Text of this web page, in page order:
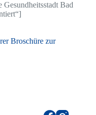
Bad
Broschüre zur